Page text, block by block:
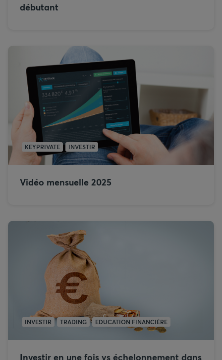
débutant
KEYPRIVATE INVESTIR
Vidéo mensuelle 2025
INVESTIR TRADING EDUCATION FINANCIÈRE
Investir en une fois vs échelonnement dans